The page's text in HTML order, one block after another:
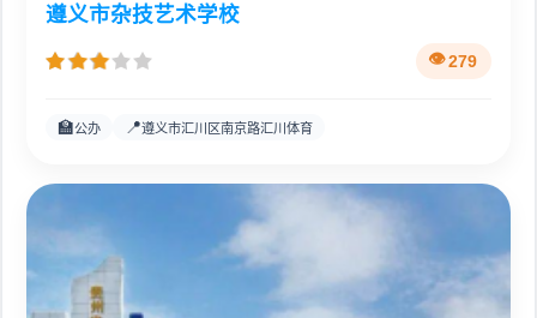
遵义市杂技艺术学校
279
🏫公办 📍遵义市汇川区南京路汇川体育